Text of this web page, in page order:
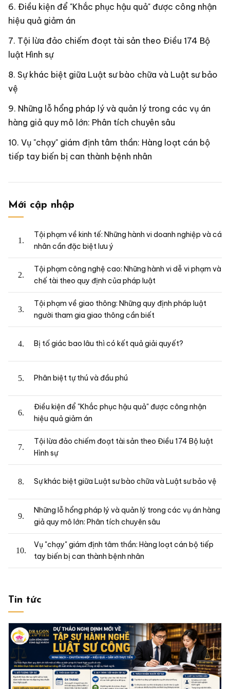
Điều kiện để "Khắc phục hậu quả" được công nhận
hiệu quả giảm án
Tội lừa đảo chiếm đoạt tài sản theo Điều 174 Bộ
luật Hình sự
Sự khác biệt giữa Luật sư bào chữa và Luật sư bảo
vệ
Những lỗ hổng pháp lý và quản lý trong các vụ án
hàng giả quy mô lớn: Phân tích chuyên sâu
Vụ "chạy" giám định tâm thần: Hàng loạt cán bộ
tiếp tay biến bị can thành bệnh nhân
Mới cập nhập
Tội phạm về kinh tế: Những hành vi doanh nghiệp và cá
nhân cần đặc biệt lưu ý
Tội phạm công nghệ cao: Những hành vi dễ vi phạm và
chế tài theo quy định của pháp luật
Tội phạm về giao thông: Những quy định pháp luật
người tham gia giao thông cần biết
Bị tố giác bao lâu thì có kết quả giải quyết?
Phân biệt tự thú và đầu phú
Điều kiện để "Khắc phục hậu quả" được công nhận
hiệu quả giảm án
Tội lừa đảo chiếm đoạt tài sản theo Điều 174 Bộ luật
Hình sự
Sự khác biệt giữa Luật sư bào chữa và Luật sư bảo vệ
Những lỗ hổng pháp lý và quản lý trong các vụ án hàng
giả quy mô lớn: Phân tích chuyên sâu
Vụ "chạy" giám định tâm thần: Hàng loạt cán bộ tiếp
tay biến bị can thành bệnh nhân
Tin tức